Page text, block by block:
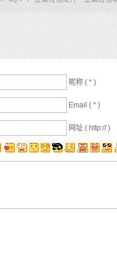
昵称 ( *)
Email ( *)
网址 ( http:// )